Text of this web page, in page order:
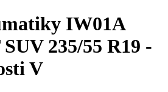
IW01A
235/55 R19 -
V